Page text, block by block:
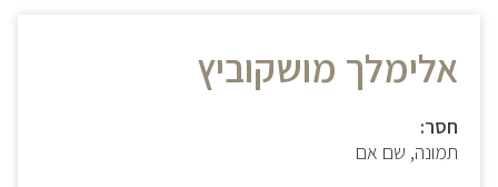
אלימלך מושקוביץ
חסר:
תמונה, שם אם